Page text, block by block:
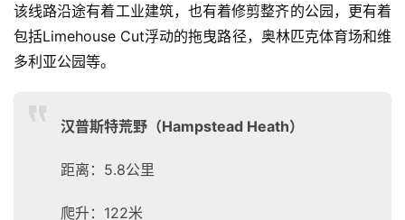
该线路沿途有着工业建筑，也有着修剪整齐的公园，更有着
包括Limehouse Cut浮动的拖曳路径，奥林匹克体育场和维
多利亚公园等。
汉普斯特荒野（Hampstead Heath）
距离：5.8公里
爬升：122米